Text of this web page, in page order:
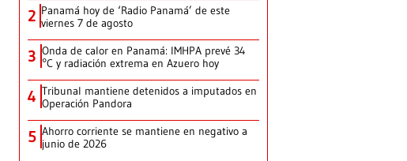
2 Panamá hoy de ‘Radio Panamá’ de este
viernes 7 de agosto
3 Onda de calor en Panamá: IMHPA prevé 34
°C y radiación extrema en Azuero hoy
4 Tribunal mantiene detenidos a imputados en
Operación Pandora
5 Ahorro corriente se mantiene en negativo a
junio de 2026